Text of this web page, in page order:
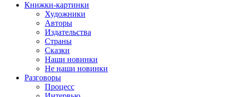
Книжки-картинки
Художники
Авторы
Издательства
Страны
Сказки
Наши новинки
Не наши новинки
Разговоры
Процесс